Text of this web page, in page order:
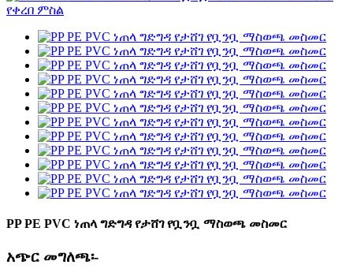
PP PE PVC ነጠላ ግድግዳ የታሸገ የቧንቧ ማስወጫ መስመር
አጭር መግለጫ፡-